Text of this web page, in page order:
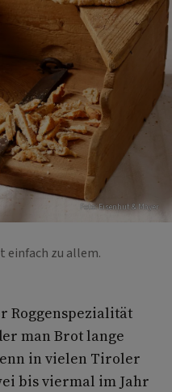
Foto: Eisenhut & Mayer
einfach zu allem.
Roggenspe­zialität
man Brot lange
in vielen Tiroler
bis viermal im Jahr